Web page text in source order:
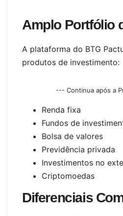
Amplo Portfólio
A plataforma do BTG
produtos de investimento:
--- Continua após a
Renda fixa
Fundos de
Bolsa de valores
Previdência privada
Investimentos no
Criptomoedas
Diferenciais